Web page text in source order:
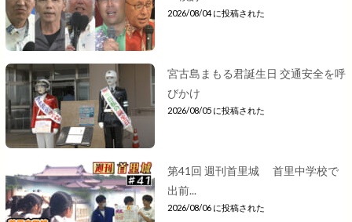
2026/08/04 に投稿された
宮古島まもる君誕生日 交通安全を呼
びかけ
2026/08/05 に投稿された
第41回 週刊首里城 首里中学校で
出前...
2026/08/06 に投稿された